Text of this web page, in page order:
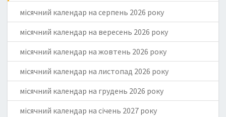
місячний календар на серпень 2026 року
місячний календар на вересень 2026 року
місячний календар на жовтень 2026 року
місячний календар на листопад 2026 року
місячний календар на грудень 2026 року
місячний календар на січень 2027 року